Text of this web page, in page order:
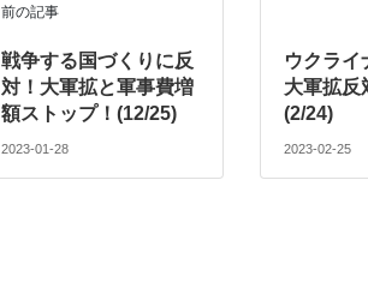
前の記事
戦争する国づくりに反
対！大軍拡と軍事費増
額ストップ！(12/25)
2023-01-28
ウクライ
大軍拡反
(2/24)
2023-02-25